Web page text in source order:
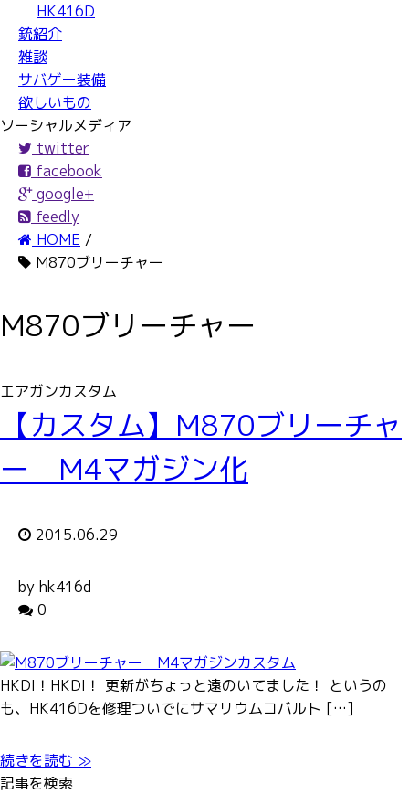
HK416D
銃紹介
雑談
サバゲー装備
欲しいもの
ソーシャルメディア
twitter
facebook
google+
feedly
HOME /
M870ブリーチャー
M870ブリーチャー
エアガンカスタム
【カスタム】M870ブリーチャ
ー M4マガジン化
2015.06.29
by hk416d
0
HKDI！HKDI！ 更新がちょっと遠のいてました！ というの
も、HK416Dを修理ついでにサマリウムコバルト […]
続きを読む ≫
記事を検索